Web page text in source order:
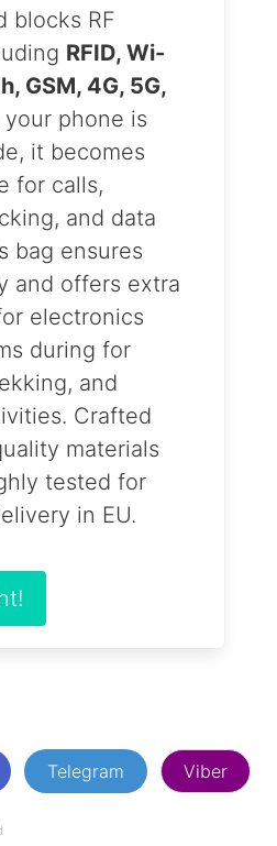
blocks RF
RFID, Wi-
GSM, 4G, 5G,
your phone is
it becomes
for calls,
and data
bag ensures
and offers extra
electronics
during for
and
Crafted
materials
tested for
in EU.
Telegram Viber